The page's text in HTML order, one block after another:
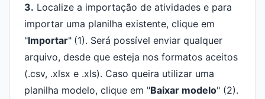
3. Localize a importação de atividades e para
importar uma planilha existente, clique em
"Importar" (1). Será possível enviar qualquer
arquivo, desde que esteja nos formatos aceitos
(.csv, .xlsx e .xls). Caso queira utilizar uma
planilha modelo, clique em "Baixar modelo" (2).